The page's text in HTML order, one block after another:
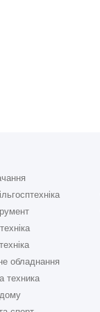
обладнання
техника